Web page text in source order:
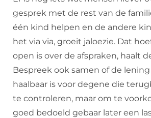
gesprek met de rest van de
één kind helpen en de andere
het via via, groeit jaloezie. Dat
open is over de afspraken, haalt
Bespreek ook samen of de
haalbaar is voor degene die
te controleren, maar om te
goed bedoeld gebaar later een